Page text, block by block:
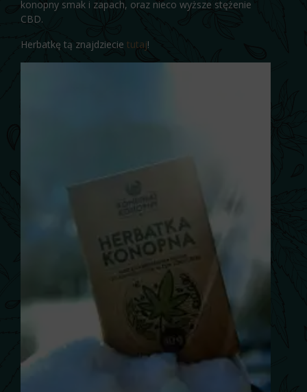
konopny smak i zapach, oraz nieco wyższe stężenie
CBD.
Herbatkę tą znajdziecie tutaj!